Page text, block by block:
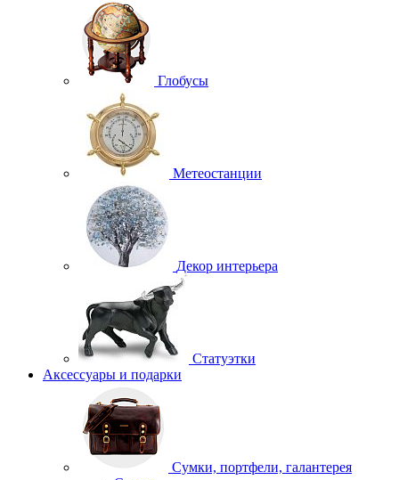
Глобусы
Метеостанции
Декор интерьера
Статуэтки
Аксессуары и подарки
Сумки, портфели, галантерея